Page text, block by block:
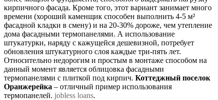
кирпичного фасада. Кроме того, этот вариант занимает много
времени (хороший каменщик способен выполнить 4-5 м²
фасадной кладки в смену) и на 20-30% дороже, чем утепление
дома фасадными термопанелями. А использование
штукатурки, наряду с кажущейся дешевизной, потребует
обновления штукатурного слоя каждые три-пять лет.
Относительно недорогим и простым в монтаже способом на
данный момент является облицовка фасадными
термопанелями с плиткой под кирпич. Коттеджный поселок
Оранжерейка – отличный пример использования
термопанелей. jobless loans.